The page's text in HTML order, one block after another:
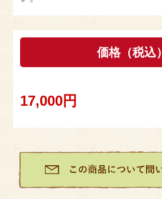
価格（税込）
17,000円